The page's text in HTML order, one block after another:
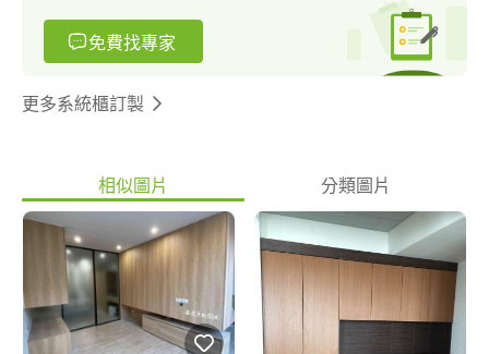
免費找專家
更多系統櫃訂製
相似圖片 分類圖片